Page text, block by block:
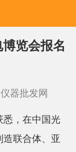
览会报名
器批发网
悉，在中国光
联合体、亚